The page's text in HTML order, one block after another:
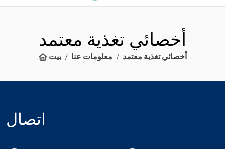
أخصائي تغذية معتمد
بيت معلومات عنا أخصائي تغذية معتمد
اتصال